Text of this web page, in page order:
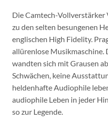
Die Camtech-Vollverstärker
zu den selten besungenen
englischen High Fidelity.
allürenlose Musikmaschine.
wandten sich mit Grausen
Schwächen, keine
heldenhafte Audiophile
audiophile Leben in jeder
so zur Legende.